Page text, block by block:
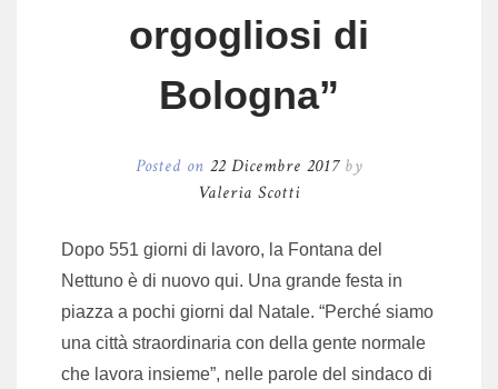
orgogliosi di
Bologna”
Posted on 22 Dicembre 2017 by
Valeria Scotti
Dopo 551 giorni di lavoro, la Fontana del
Nettuno è di nuovo qui. Una grande festa in
piazza a pochi giorni dal Natale. “Perché siamo
una città straordinaria con della gente normale
che lavora insieme”, nelle parole del sindaco di